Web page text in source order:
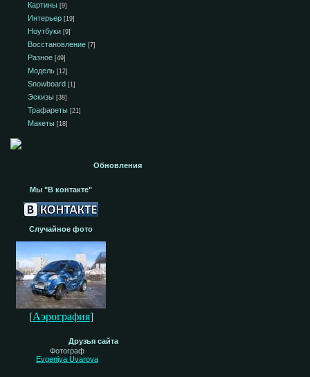
Картины [9]
Интерьер [19]
Ноутбуки [9]
Восстановление [7]
Разное [49]
Модель [12]
Snowboard [1]
Эскизы [38]
Трафареты [21]
Макеты [18]
Обновления
Мы "В контакте"
Случайное фото
[Аэрография]
Друзья сайта
Фотограф
Evgeniya Uvarova